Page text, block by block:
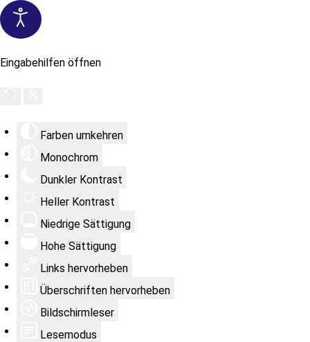
Eingabehilfen öffnen
Farben umkehren
Monochrom
Dunkler Kontrast
Heller Kontrast
Niedrige Sättigung
Hohe Sättigung
Links hervorheben
Überschriften hervorheben
Bildschirmleser
Lesemodus